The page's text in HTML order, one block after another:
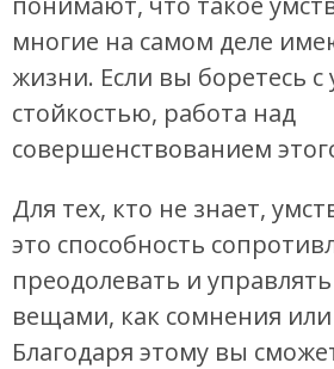
многие на самом деле
жизни. Если вы боретесь с
стойкостью, работа над
совершенствованием
Для тех, кто не знает,
это способность
преодолевать и
вещами, как сомнения или
Благодаря этому вы